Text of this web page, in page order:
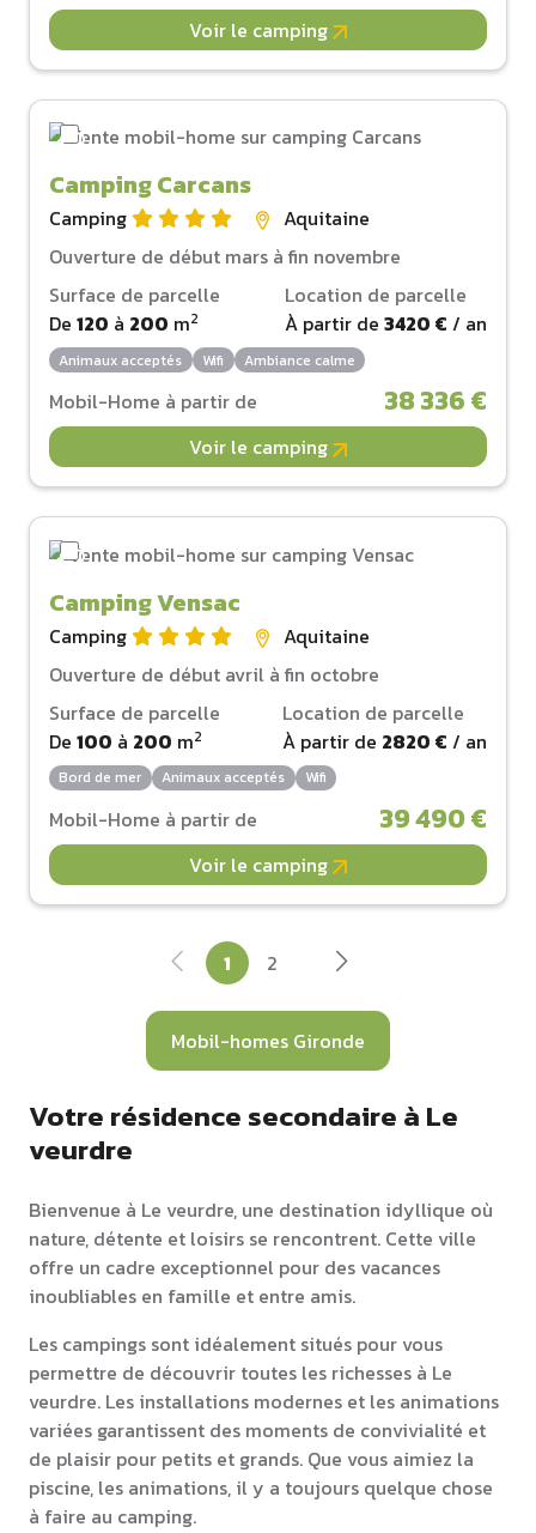
Voir le camping
Camping Carcans
Camping
Aquitaine
Ouverture de début mars à fin novembre
Surface de parcelle
De 120 à 200 m2
Location de parcelle
À partir de 3420 € / an
Animaux acceptés Wifi Ambiance calme
Mobil-Home à partir de 38 336 €
Voir le camping
Camping Vensac
Camping
Aquitaine
Ouverture de début avril à fin octobre
Surface de parcelle
De 100 à 200 m2
Location de parcelle
À partir de 2820 € / an
Bord de mer Animaux acceptés Wifi
Mobil-Home à partir de 39 490 €
Voir le camping
1 2
Mobil-homes Gironde
Votre résidence secondaire à Le
veurdre
Bienvenue à Le veurdre, une destination idyllique où
nature, détente et loisirs se rencontrent. Cette ville
offre un cadre exceptionnel pour des vacances
inoubliables en famille et entre amis.
Les campings sont idéalement situés pour vous
permettre de découvrir toutes les richesses à Le
veurdre. Les installations modernes et les animations
variées garantissent des moments de convivialité et
de plaisir pour petits et grands. Que vous aimiez la
piscine, les animations, il y a toujours quelque chose
à faire au camping.